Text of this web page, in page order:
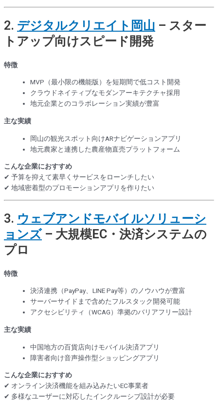
2. デジタルクリエイト岡山 – スター
トアップ向けスピード開発
特徴
MVP（最小限の機能版）を短期間で低コスト開発
クラウドネイティブなモダンアーキテクチャ採用
地元企業とのコラボレーション実績が豊富
主な実績
岡山の観光スポット向けARナビゲーションアプリ
地元農家と連携した農産物直売プラットフォーム
こんな企業におすすめ
✔ 予算を抑えて素早くサービスをローンチしたい
✔ 地域密着型のプロモーションアプリを作りたい
3. ウェブアンドモバイルソリューシ
ョンズ– 大規模EC・決済システムの
プロ
特徴
決済連携（PayPay、LINE Pay等）のノウハウが豊富
サーバーサイドまで含めたフルスタック開発可能
アクセシビリティ（WCAG）準拠のバリアフリー設計
主な実績
中国地方の百貨店向けモバイル決済アプリ
障害者向け音声操作型ショッピングアプリ
こんな企業におすすめ
✔ オンライン決済機能を組み込みたいEC事業者
✔ 多様なユーザーに対応したインクルーシブ設計が必要